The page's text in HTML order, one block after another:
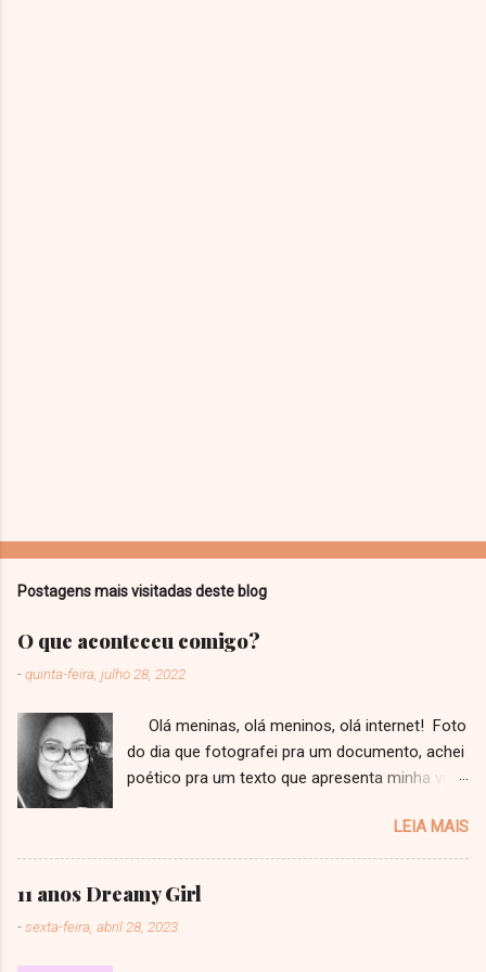
Postagens mais visitadas deste blog
O que aconteceu comigo?
-quinta-feira, julho 28, 2022
Olá meninas, olá meninos, olá internet! Foto
do dia que fotografei pra um documento, achei
poético pra um texto que apresenta minha vida
texto, que tenho até medo de ter perdido o
jeito. Ainda mais um texto como esse, estilo
"desabafo" que eu viro repetidamente jurando
pra mim mesma que eu não vou mais fazer.
Esse é um texto muito importante, um divisor
LEIA MAIS
11 anos Dreamy Girl
-sexta-feira, abril 28, 2023